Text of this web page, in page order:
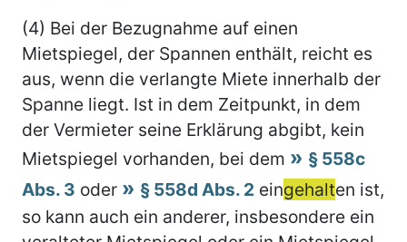
(4) Bei der Bezugnahme auf einen
Mietspiegel, der Spannen enthält, reicht es
aus, wenn die verlangte Miete innerhalb der
Spanne liegt. Ist in dem Zeitpunkt, in dem
der Vermieter seine Erklärung abgibt, kein
Mietspiegel vorhanden, bei dem
§ 558c
Abs. 3 oder § 558d Abs. 2 eingehalten ist,
so kann auch ein anderer, insbesondere ein